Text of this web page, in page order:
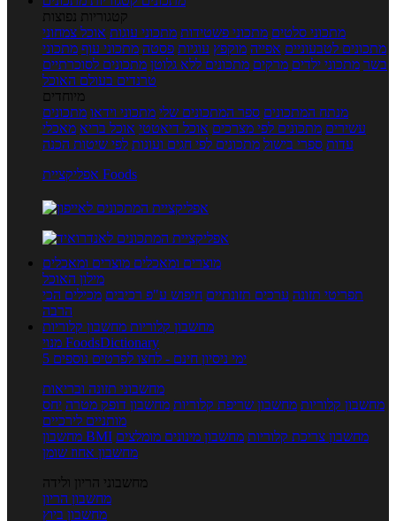
קטגוריות נפוצות
מתכוני סלטים מתכוני פשטידות מתכוני עוגות אוכל צמחוני
מתכונים לטבעוניים אפייה מוקפץ עוגיות פסטה מתכוני עוף מתכוני
בשר מתכוני ילדים מרקים מתכונים ללא גלוטן מתכונים לסוכרתיים
טרנדים בעולם האוכל
מיוחדים
מנתח המתכונים ספר המתכונים שלי מתכוני וידאו מתכונים
עשירים מתכונים לפי מצרכים אוכל דיאטטי אוכל בריא מאכלי
עדות ספרי בישול מתכונים לפי חגים ועונות לפי שיטות הכנה
אפליקציית Foods
מוצרים ומאכלים מוצרים ומאכלים
מילון האוכל
תפריטי תזונה ערכים תזונתיים חיפוש ע"פ רכיבים מכילים הכי
הרבה
מחשבון קלוריות מחשבון קלוריות
מנוי FoodsDictionary
5 ימי ניסיון חינם - לחצו לפרטים נוספים
מחשבוני תזונה ובריאות
מחשבון קלוריות מחשבון שריפת קלוריות מחשבון דופק מטרה יחס
מותניים לירכיים
מחשבון BMI
מחשבון צריכת קלוריות מחשבון מינונים מומלצים
מחשבון אחוז שומן
מחשבוני הריון ולידה
מחשבון הריון
מחשבון ביוץ